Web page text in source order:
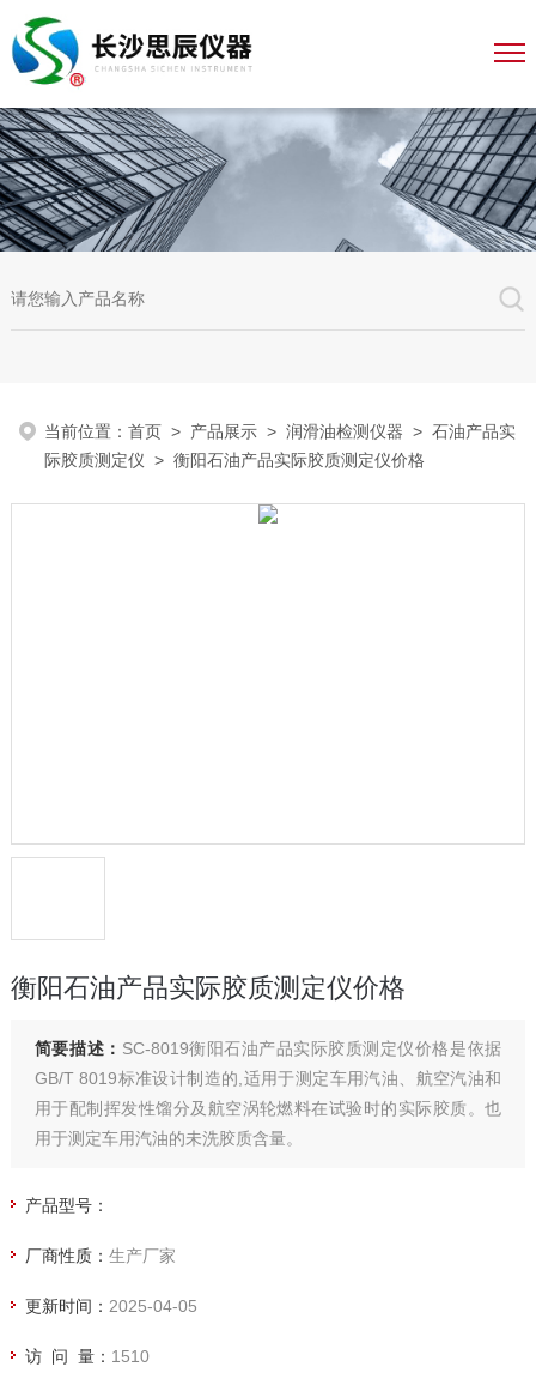
当前位置：首页 > 产品展示 >润滑油检测仪器 >石油产品实
际胶质测定仪 > 衡阳石油产品实际胶质测定仪价格
衡阳石油产品实际胶质测定仪价格
简要描述： SC-8019衡阳石油产品实际胶质测定仪价格是依据
GB/T 8019标准设计制造的,适用于测定车用汽油、航空汽油和
用于配制挥发性馏分及航空涡轮燃料在试验时的实际胶质。也
用于测定车用汽油的未洗胶质含量。
产品型号：
厂商性质： 生产厂家
更新时间： 2025-04-05
访 问 量： 1510